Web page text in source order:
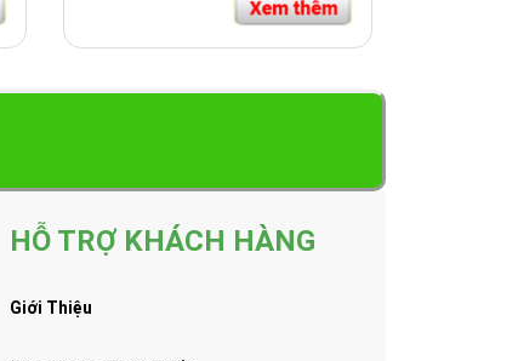
HỖ TRỢ KHÁCH HÀNG
Giới Thiệu